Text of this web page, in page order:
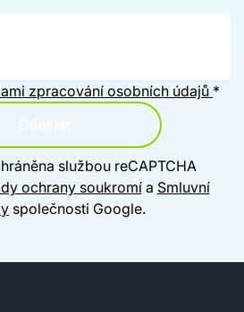
zpracování osobních údajů *
službou reCAPTCHA
ochrany soukromía Smluvní
společnosti Google.